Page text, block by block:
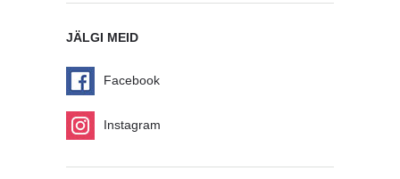
JÄLGI MEID
Facebook
Instagram